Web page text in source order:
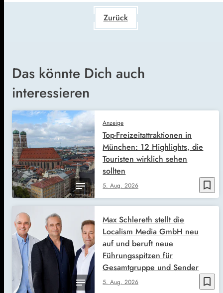
Zurück
Das könnte Dich auch
interessieren
bookmark_border
Anzeige
5. Aug. 2026
Top-Freizeitattraktionen in
München: 12 Highlights, die
Touristen wirklich sehen
sollten
bookmark_border
5. Aug. 2026
Max Schlereth stellt die
Localism Media GmbH neu
auf und beruft neue
Führungsspitzen für
Gesamtgruppe und Sender